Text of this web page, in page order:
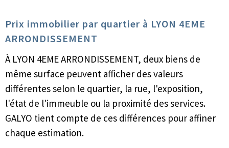
Prix immobilier par quartier à LYON 4EME
ARRONDISSEMENT
À LYON 4EME ARRONDISSEMENT, deux biens de
même surface peuvent afficher des valeurs
différentes selon le quartier, la rue, l'exposition,
l'état de l'immeuble ou la proximité des services.
GALYO tient compte de ces différences pour affiner
chaque estimation.